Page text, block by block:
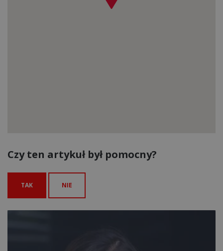
Czy ten artykuł był pomocny?
TAK NIE